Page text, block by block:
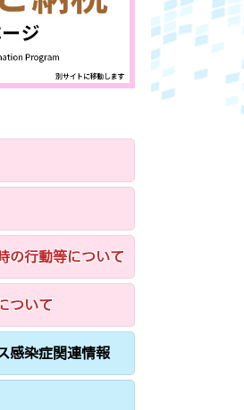
の行動等について
ついて
感染症関連情報